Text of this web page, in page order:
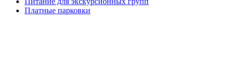
Платные парковки